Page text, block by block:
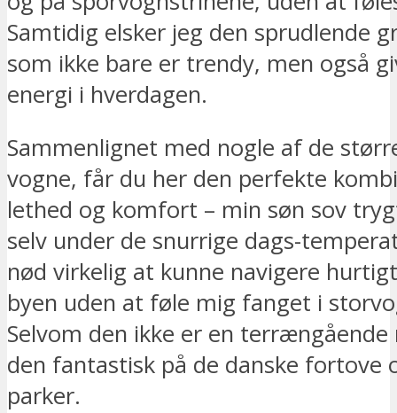
Samtidig elsker jeg den sprudlende
som ikke bare er trendy, men også
energi i hverdagen.
Sammenlignet med nogle af de
vogne, får du her den perfekte
lethed og komfort – min søn sov
selv under de snurrige dags-
nød virkelig at kunne navigere
byen uden at føle mig fanget i
Selvom den ikke er en
den fantastisk på de danske fortove
parker.